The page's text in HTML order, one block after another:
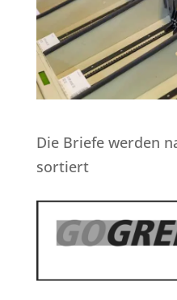
Die Briefe werden
sortiert